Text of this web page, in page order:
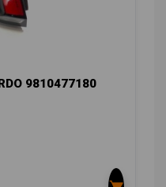
9810477180